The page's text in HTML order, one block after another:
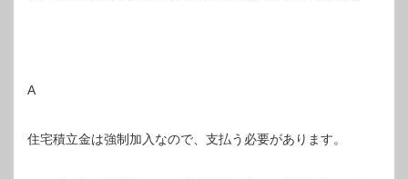
A
住宅積立金は強制加入なので、支払う必要があります。